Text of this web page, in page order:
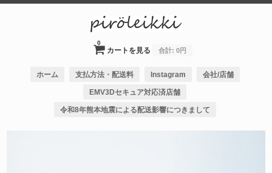
カートを見る
0
合計: 0円
ホーム 支払方法・配送料 Instagram 会社/店舗
EMV3Dセキュア対応済店舗
令和8年熊本地震による配送影響につきまして